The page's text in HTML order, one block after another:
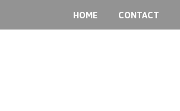
HOME CONTACT